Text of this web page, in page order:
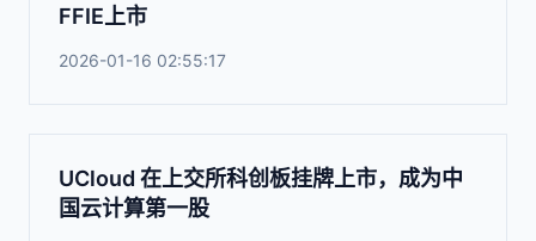
FFIE上市
2026-01-16 02:55:17
UCloud 在上交所科创板挂牌上市，成为中
国云计算第一股